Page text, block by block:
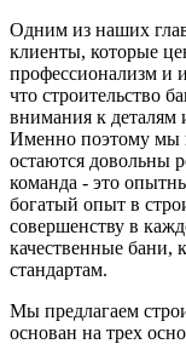
Одним из наших
клиенты, которые
профессионализм и
что строительство
внимания к деталям
Именно поэтому мы
остаются довольны
команда - это
богатый опыт в
совершенству в
качественные бани,
стандартам.
Мы предлагаем
основан на трех